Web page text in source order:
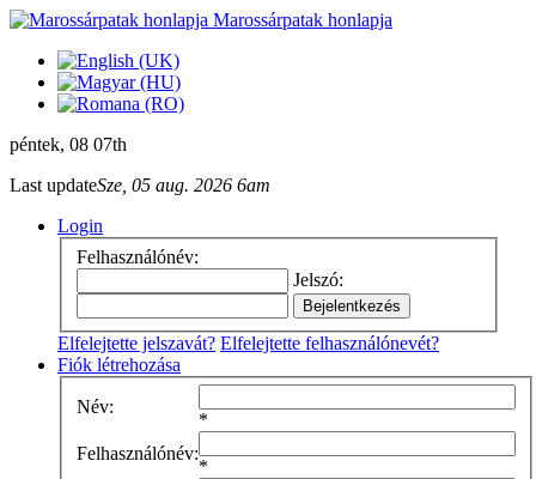
Marossárpatak honlapja
péntek, 08 07th
Last updateSze, 05 aug. 2026 6am
Login
Felhasználónév:
Jelszó:
Elfelejtette jelszavát? Elfelejtette felhasználónevét?
Fiók létrehozása
Név:
*
Felhasználónév:
*